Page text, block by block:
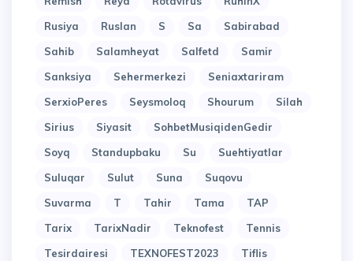
Rusiya
Ruslan S Sa
Sabirabad
Sahib
Salamheyat Salfetd
Samir
Sanksiya
Sehermerkezi
Seniaxtariram
SerxioPeres
Seysmoloq Shourum
Silah
Sirius
Siyasit
SohbetMusiqidenGedir
Soyq
Standupbaku Su
Suehtiyatlar
Suluqar
Sulut Suna
Suqovu
Suvarma
T Tahir Tama
TAP
Tarix
TarixNadir Teknofest
Tennis
Tesirdairesi
TEXNOFEST2023
Tiflis